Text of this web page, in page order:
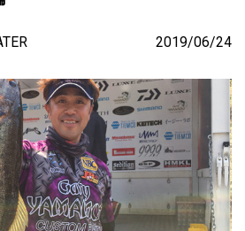
2019/06/24